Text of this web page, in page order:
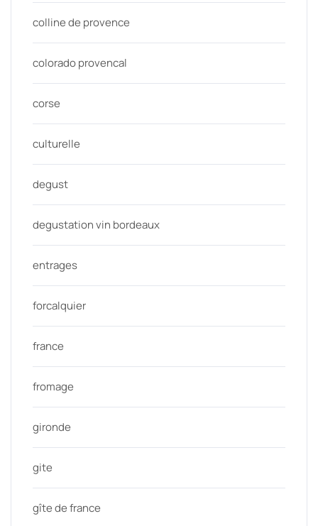
colline de provence
colorado provencal
corse
culturelle
degust
degustation vin bordeaux
entrages
forcalquier
france
fromage
gironde
gite
gîte de france